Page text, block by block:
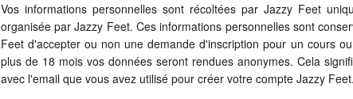
Vos informations personnelles sont récoltées par Jazzy Feet
organisée par Jazzy Feet. Ces informations personnelles sont
Feet d'accepter ou non une demande d'inscription pour un cours
plus de 18 mois vos données seront rendues anonymes. Cela
avec l'email que vous avez utilisé pour créer votre compte Jazzy Feet.